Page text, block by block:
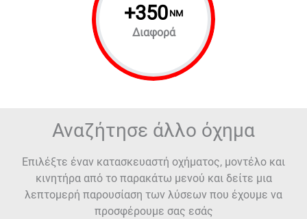
+350 NM
Διαφορά
Αναζήτησε άλλο όχημα
Επιλέξτε έναν κατασκευαστή οχήματος, μοντέλο και
κινητήρα από το παρακάτω μενού και δείτε μια
λεπτομερή παρουσίαση των λύσεων που έχουμε να
προσφέρουμε σας εσάς